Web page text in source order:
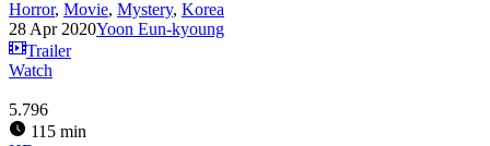
Horror, Movie, Mystery, Korea
28 Apr 2020Yoon Eun-kyoung
Trailer
Watch
5.796
115 min